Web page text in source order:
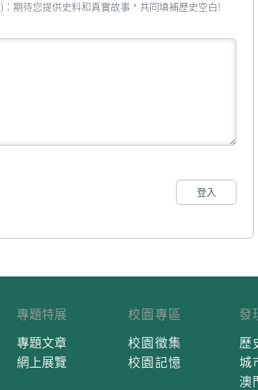
：期待您提供史料和真實故事，共同填補歷史空白!
登入
專題特展
專題文章
網上展覽
校園專區
校園徵集
校園記憶
發
歷
城
澳